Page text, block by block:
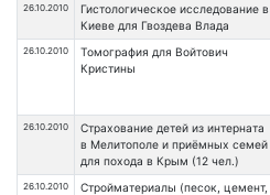
26.10.2010
Гистологическое исследование в
Киеве для Гвоздева Влада
26.10.2010
Томография для Войтович
Кристины
26.10.2010
Страхование детей из интерната
в Мелитополе и приёмных семей
для похода в Крым (12 чел.)
26.10.2010
Стройматериалы (песок, цемент,